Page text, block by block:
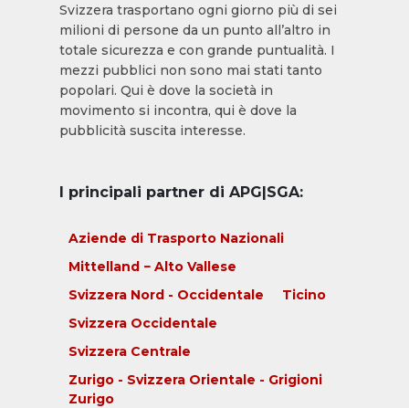
Svizzera trasportano ogni giorno più di sei
milioni di persone da un punto all’altro in
totale sicurezza e con grande puntualità. I
mezzi pubblici non sono mai stati tanto
popolari. Qui è dove la società in
movimento si incontra, qui è dove la
pubblicità suscita interesse.
I principali partner di APG|SGA:
Aziende di Trasporto Nazionali
Mittelland − Alto Vallese
Svizzera Nord - Occidentale
Ticino
Svizzera Occidentale
Svizzera Centrale
Zurigo - Svizzera Orientale - Grigioni
Zurigo